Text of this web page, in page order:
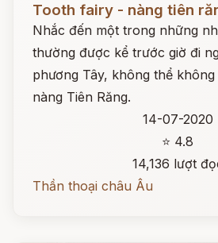
Tooth fairy - nàng tiên
Nhắc đến một trong những
thường được kể trước giờ đi
phương Tây, không thể
nàng Tiên Răng.
14-07-2020
⭐ 4.8
14,136 lượt
Thần thoại châu Âu